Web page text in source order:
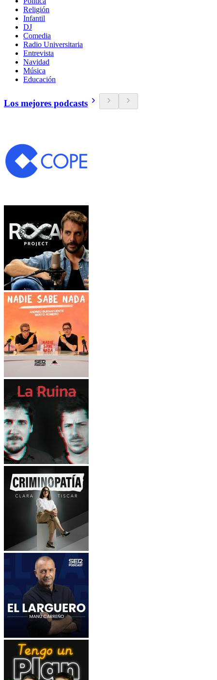
Religión
Infantil
DJ
Comedia
Radio Universitaria
Entrevista
Navidad
Música
Educación
Los mejores podcasts